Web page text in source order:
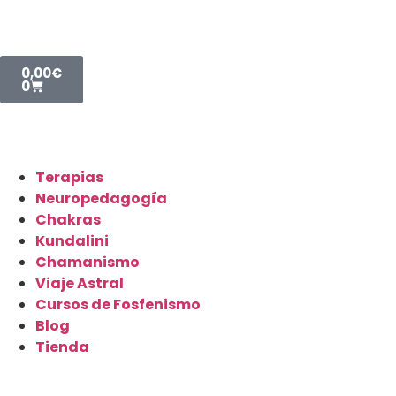
0,00€
0
Terapias
Neuropedagogía
Chakras
Kundalini
Chamanismo
Viaje Astral
Cursos de Fosfenismo
Blog
Tienda